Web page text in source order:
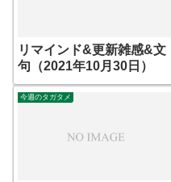
リマインド&更新雑感&文
句（2021年10月30日）
今週のタガタメ